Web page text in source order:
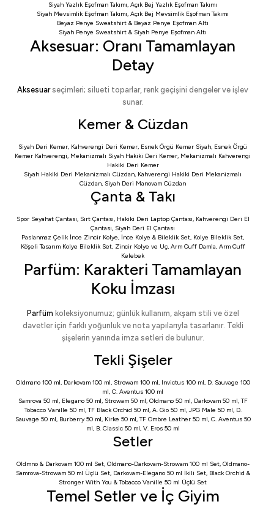
Siyah Yazlık Eşofman Takımı, Açık Bej Yazlık Eşofman Takımı
Siyah Mevsimlik Eşofman Takımı, Açık Bej Mevsimlik Eşofman Takımı
Beyaz Penye Sweatshirt & Beyaz Penye Eşofman Altı
Siyah Penye Sweatshirt & Siyah Penye Eşofman Altı
Aksesuar: Oranı Tamamlayan
Detay
Aksesuarseçimleri; silueti toparlar, renk geçişini dengeler ve işlev
sunar.
Kemer & Cüzdan
Siyah Deri Kemer, Kahverengi Deri Kemer, Esnek Örgü Kemer Siyah, Esnek Örgü
Kemer Kahverengi, Mekanizmalı Siyah Hakiki Deri Kemer, Mekanizmalı Kahverengi
Hakiki Deri Kemer
Siyah Hakiki Deri Mekanizmalı Cüzdan, Kahverengi Hakiki Deri Mekanizmalı
Cüzdan, Siyah Deri Manovam Cüzdan
Çanta & Takı
Spor Seyahat Çantası, Sırt Çantası, Hakiki Deri Laptop Çantası, Kahverengi Deri El
Çantası, Siyah Deri El Çantası
Paslanmaz Çelik İnce Zincir Kolye, İnce Kolye & Bileklik Set, Kolye Bileklik Set,
Köşeli Tasarım Kolye Bileklik Set, Zincir Kolye ve Uç, Arm Cuff Damla, Arm Cuff
Kelebek
Parfüm: Karakteri Tamamlayan
Koku İmzası
Parfüm koleksiyonumuz; günlük kullanım, akşam stili ve özel
davetler için farklı yoğunluk ve nota yapılarıyla tasarlanır. Tekli
şişelerin yanında imza setleri de bulunur.
Tekli Şişeler
Oldmano 100 ml, Darkovam 100 ml, Strowam 100 ml, Invictus 100 ml, D. Sauvage 100
ml, C. Aventus 100 ml
Samrova 50 ml, Elegano 50 ml, Strowam 50 ml, Oldmano 50 ml, Darkovam 50 ml,TF
Tobacco Vanille 50 ml,TF Black Orchid 50 ml, A. Gio 50 ml,JPG Male 50 ml, D.
Sauvage 50 ml, Burberry 50 ml, Kirke 50 ml,TF Ombre Leather 50 ml, C. Aventus 50
ml, B. Classic 50 ml, V. Eros 50 ml
Setler
Oldmno & Darkovam 100 ml Set, Oldmano-Darkovam-Strowam 100 ml Set, Oldmano-
Samrova-Strowam 50 ml Üçlü Set, Darkovam-Elegano 50 ml İkili Set, Black Orchid &
Stronger With You & Tobacco Vanille 50 ml Üçlü Set
Temel Setler ve İç Giyim